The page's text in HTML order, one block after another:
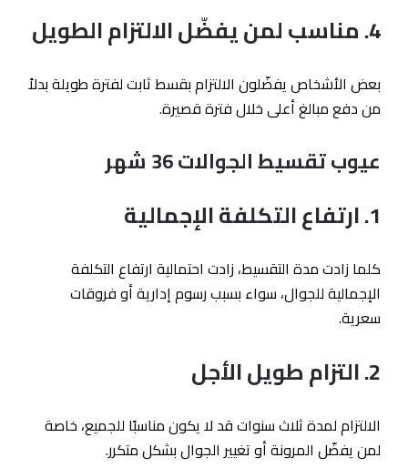
4. مناسب لمن يفضّل الالتزام الطويل
بعض الأشخاص يفضّلون الالتزام بقسط ثابت لفترة طويلة بدلاً
من دفع مبالغ أعلى خلال فترة قصيرة.
عيوب تقسيط الجوالات 36 شهر
1. ارتفاع التكلفة الإجمالية
كلما زادت مدة التقسيط، زادت احتمالية ارتفاع التكلفة
الإجمالية للجوال، سواء بسبب رسوم إدارية أو فروقات
سعرية.
2. التزام طويل الأجل
الالتزام لمدة ثلاث سنوات قد لا يكون مناسبًا للجميع، خاصة
لمن يفضّل المرونة أو تغيير الجوال بشكل متكرر.